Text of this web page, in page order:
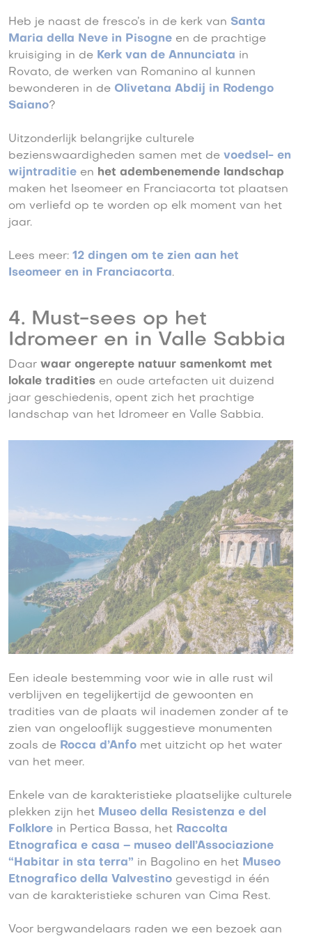
Heb je naast de fresco’s in de kerk van Santa
Maria della Neve in Pisogne en de prachtige
kruisiging in de Kerk van de Annunciata in
Rovato, de werken van Romanino al kunnen
bewonderen in de Olivetana Abdij in Rodengo
Saiano?
Uitzonderlijk belangrijke culturele
bezienswaardigheden samen met de voedsel- en
wijntraditie en het adembenemende landschap
maken het Iseomeer en Franciacorta tot plaatsen
om verliefd op te worden op elk moment van het
jaar.
Lees meer: 12 dingen om te zien aan het
Iseomeer en in Franciacorta.
4. Must-sees op het
Idromeer en in Valle Sabbia
Daar waar ongerepte natuur samenkomt met
lokale tradities en oude artefacten uit duizend
jaar geschiedenis, opent zich het prachtige
landschap van het Idromeer en Valle Sabbia.
Een ideale bestemming voor wie in alle rust wil
verblijven en tegelijkertijd de gewoonten en
tradities van de plaats wil inademen zonder af te
zien van ongelooflijk suggestieve monumenten
zoals de Rocca d’Anfo met uitzicht op het water
van het meer.
Enkele van de karakteristieke plaatselijke culturele
plekken zijn het Museo della Resistenza e del
Folklore in Pertica Bassa, het Raccolta
Etnografica e casa – museo dell’Associazione
“Habitar in sta terra” in Bagolino en het Museo
Etnografico della Valvestino gevestigd in één
van de karakteristieke schuren van Cima Rest.
Voor bergwandelaars raden we een bezoek aan